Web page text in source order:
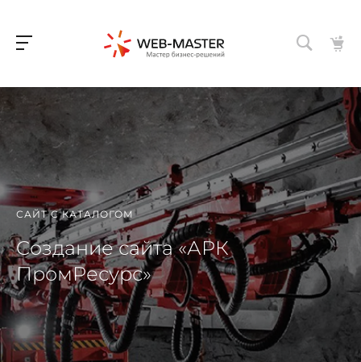
САЙТ С КАТАЛОГОМ
Cоздание сайта «АРК
ПромРесурс»